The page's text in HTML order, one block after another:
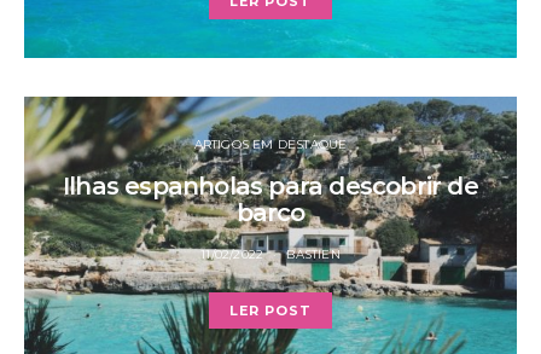
ARTIGOS EM DESTAQUE
Ilhas espanholas para descobrir de
barco
11/02/2022 BASTIEN
LER POST